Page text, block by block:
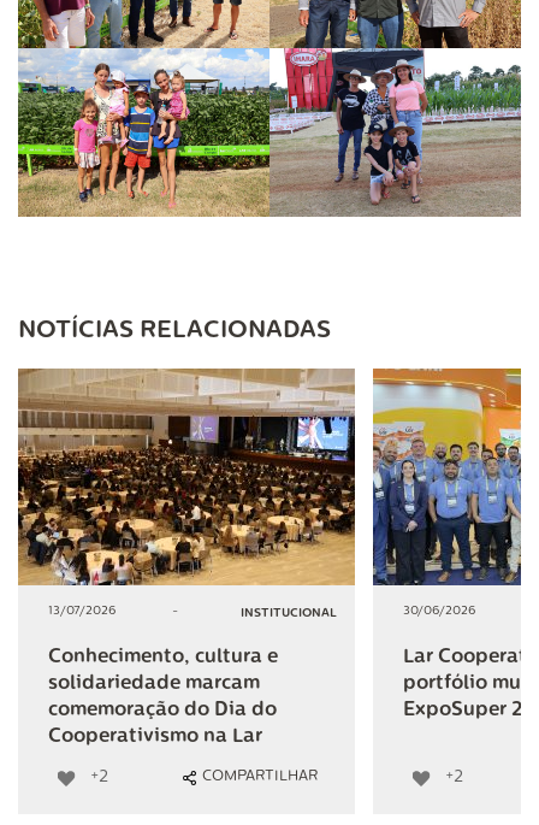
NOTÍCIAS RELACIONADAS
13/07/2026 - INSTITUCIONAL
Conhecimento, cultura e
solidariedade marcam
comemoração do Dia do
Cooperativismo na Lar
+2 COMPARTILHAR
30/06/2026
Lar
portfólio
ExpoSuper
+2